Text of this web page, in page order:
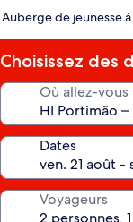
2.0 étoiles
Auberge de jeunesse
Choisissez des
Où allez-vous
Dates
Voyageurs